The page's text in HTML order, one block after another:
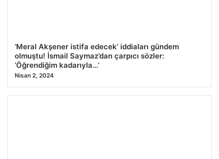
‘Meral Akşener istifa edecek’ iddiaları gündem
olmuştu! İsmail Saymaz’dan çarpıcı sözler:
‘Öğrendiğim kadarıyla…’
Nisan 2, 2024